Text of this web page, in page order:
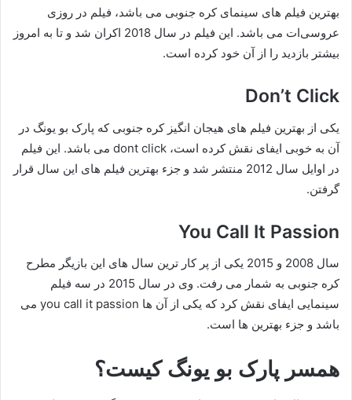
بهترین فیلم های سینمای کره جنوبی می باشد، فیلم در روزی
عروسی‌ات می باشد. این فیلم در سال 2018 اکران شد و تا به امروز
بیشتر بازدید را از آن خود کرده است.
Don’t Click
یکی از بهترین فیلم های هیجان انگیز کره جنوبی که پارک بو یونگ در
آن به خوبی ایفای نقش کرده است، dont click می باشد. این فیلم
در اوایل سال 2012 منتشر شد و جزء بهترین فیلم های این سال قرار
گرفتن.
You Call It Passion
سال 2008 و 2015 یکی از پر کار ترین سال های این بازیگر مطرح
کره جنوبی به شمار می رفت. وی در سال 2015 در سه فیلم
سینمایی ایفای نقش کرد که یکی از آن ها you call it passion می
باشد و جزء بهترین ها است.
همسر پارک بو یونگ کیست؟